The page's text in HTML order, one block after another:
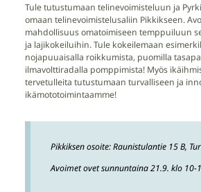
Tule tutustumaan telinevoimisteluun ja
omaan telinevoimistelusaliin Pikkikseen.
mahdollisuus omatoimiseen temppuiluun
ja lajikokeiluihin. Tule kokeilemaan
nojapuuaisalla roikkumista, puomilla
ilmavolttiradalla pomppimista! Myös
tervetulleita tutustumaan turvalliseen ja
ikämototoimintaamme!
Pikkiksen osoite: Raunistulantie 15 B,
Avoimet ovet sunnuntaina 21.9. klo 10-